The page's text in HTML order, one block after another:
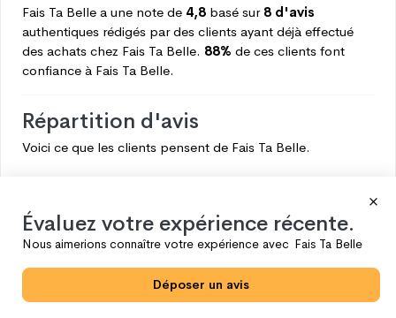
Fais Ta Belle a une note de 4,8 basé sur 8 d'avis
authentiques rédigés par des clients ayant déjà effectué
des achats chez Fais Ta Belle. 88% de ces clients font
confiance à Fais Ta Belle.
Répartition d'avis
Voici ce que les clients pensent de Fais Ta Belle.
0
Évaluez votre expérience récente.
Nous aimerions connaître votre expérience avec Fais Ta Belle
Déposer un avis